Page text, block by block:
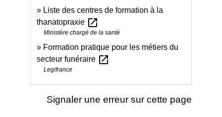
Liste des centres de formation à la
thanatopraxie open_in_new
Ministère chargé de la santé
Formation pratique pour les métiers du
secteur funéraire open_in_new
Legifrance
Signaler une erreur sur cette page